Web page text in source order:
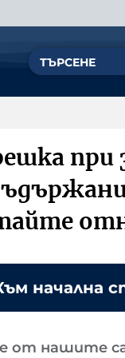
начална
от нашите